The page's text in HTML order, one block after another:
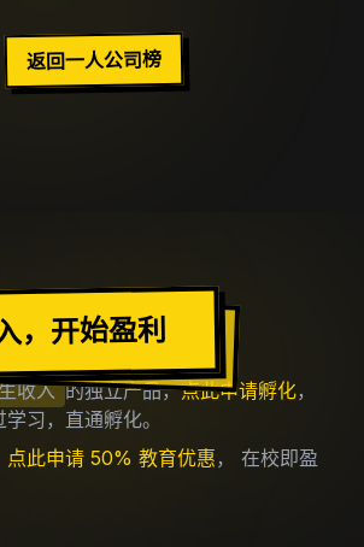
返回一人公司榜
社区
，开始盈利
收入 的独立产品，点此申请孵化，
学习，直通孵化。
点此申请 50% 教育优惠 ， 在校即盈